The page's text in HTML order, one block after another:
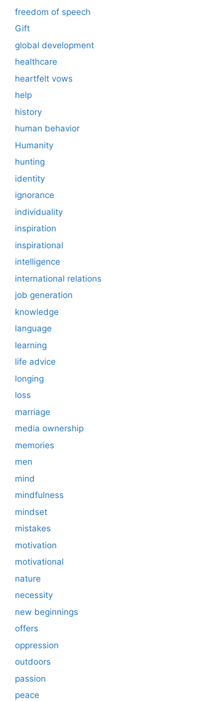
freedom of speech
Gift
global development
healthcare
heartfelt vows
help
history
human behavior
Humanity
hunting
identity
ignorance
individuality
inspiration
inspirational
intelligence
international relations
job generation
knowledge
language
learning
life advice
longing
loss
marriage
media ownership
memories
men
mind
mindfulness
mindset
mistakes
motivation
motivational
nature
necessity
new beginnings
offers
oppression
outdoors
passion
peace